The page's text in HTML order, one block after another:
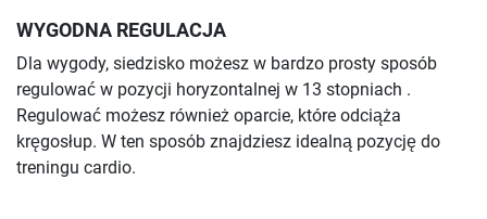
WYGODNA REGULACJA
Dla wygody, siedzisko możesz w bardzo prosty sposób
regulować w pozycji horyzontalnej w 13 stopniach .
Regulować możesz również oparcie, które odciąża
kręgosłup. W ten sposób znajdziesz idealną pozycję do
treningu cardio.